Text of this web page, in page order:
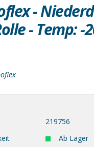
-
- Temp: -
219756
Ab Lager